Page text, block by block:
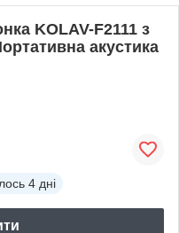
KOLAV-F2111 з
акустика
4 дні